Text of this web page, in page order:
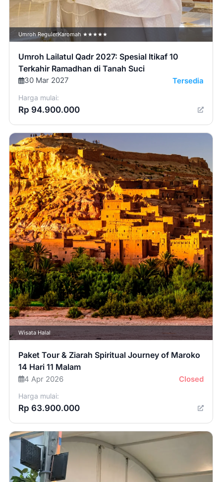
Umroh RegulerKaromah ★★★★★
Umroh Lailatul Qadr 2027: Spesial Itikaf 10
Terkahir Ramadhan di Tanah Suci
30 Mar 2027 Tersedia
Harga mulai:
Rp 94.900.000
Wisata Halal
Paket Tour & Ziarah Spiritual Journey of Maroko
14 Hari 11 Malam
4 Apr 2026 Closed
Harga mulai:
Rp 63.900.000